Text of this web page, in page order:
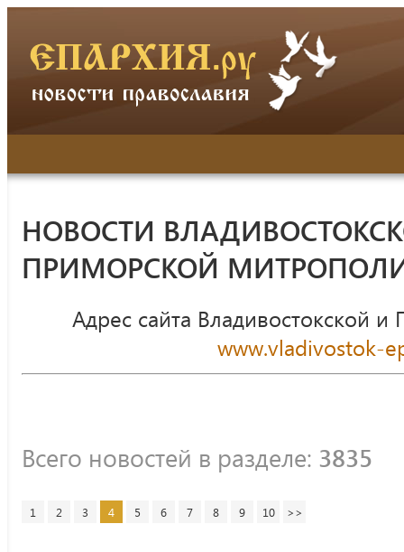
НОВОСТИ
ПРИМОРСКОЙ
Адрес сайта Владивостокской
www.vladivostok-
Всего новостей в разделе: 3835
1 2 3 4 5 6 7 8 9 10 >>